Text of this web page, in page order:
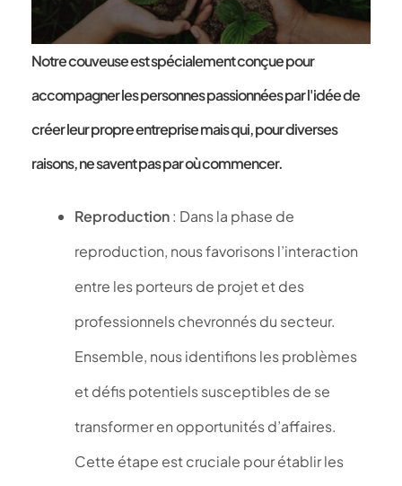
Notre couveuse est spécialement conçue pour
accompagner les personnes passionnées par l'idée de
créer leur propre entreprise mais qui, pour diverses
raisons, ne savent pas par où commencer.
Reproduction: Dans la phase de
reproduction, nous favorisons l’interaction
entre les porteurs de projet et des
professionnels chevronnés du secteur.
Ensemble, nous identifions les problèmes
et défis potentiels susceptibles de se
transformer en opportunités d’affaires.
Cette étape est cruciale pour établir les